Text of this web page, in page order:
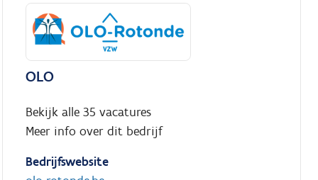
OLO
Bekijk alle 35 vacatures
Meer info over dit bedrijf
Bedrijfswebsite